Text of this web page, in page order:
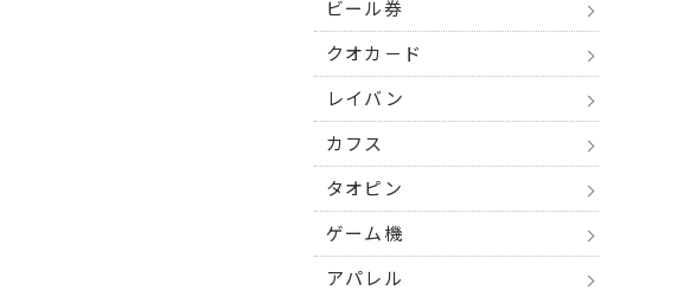
ビール券
クオカ－ド
レイバン
カフス
タオピン
ゲーム機
アパレル